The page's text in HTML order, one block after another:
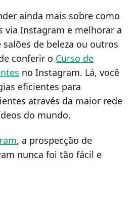
ainda mais sobre como
via Instagram e melhorar a
salões de beleza ou outros
conferir o Curso de
no Instagram. Lá, você
eficientes para
através da maior rede
do mundo.
, a prospecção de
nunca foi tão fácil e